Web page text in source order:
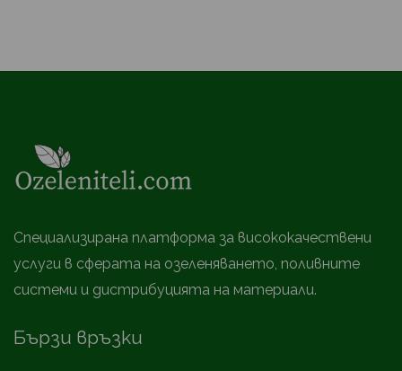
Специализирана платформа за висококачествени
услуги в сферата на озеленяването, поливните
системи и дистрибуцията на материали.
Бързи връзки